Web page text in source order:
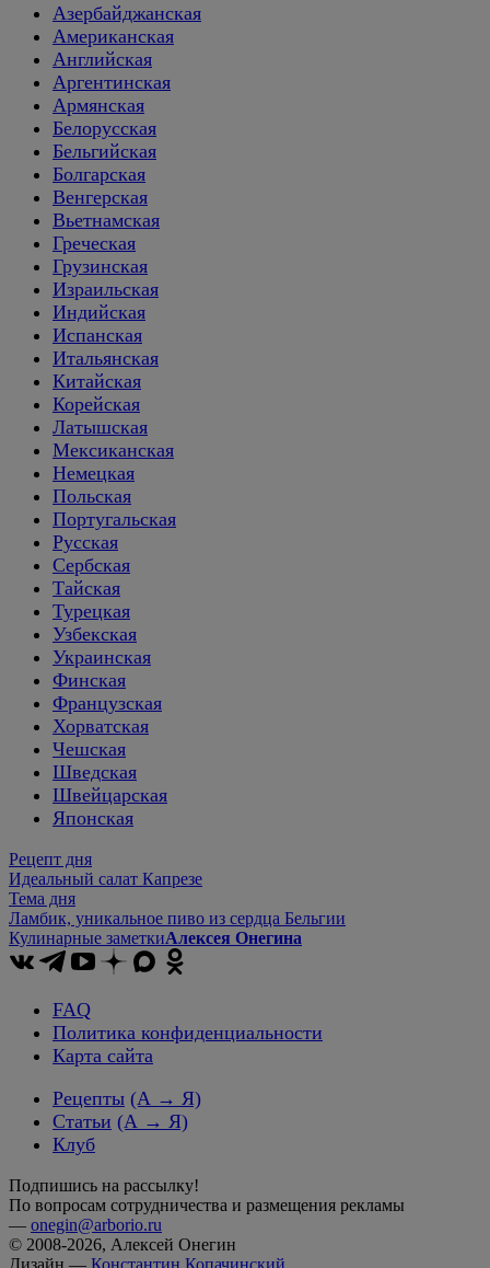
Азербайджанская
Американская
Английская
Аргентинская
Армянская
Белорусская
Бельгийская
Болгарская
Венгерская
Вьетнамская
Греческая
Грузинская
Израильская
Индийская
Испанская
Итальянская
Китайская
Корейская
Латышская
Мексиканская
Немецкая
Польская
Португальская
Русская
Сербская
Тайская
Турецкая
Узбекская
Украинская
Финская
Французская
Хорватская
Чешская
Шведская
Швейцарская
Японская
Рецепт дня
Идеальный салат Капрезе
Тема дня
Ламбик, уникальное пиво из сердца Бельгии
Кулинарные заметкиАлексея Онегина
FAQ
Политика конфиденциальности
Карта сайта
Рецепты (А → Я)
Статьи (А → Я)
Клуб
Подпишись на рассылку!
По вопросам сотрудничества и размещения рекламы
— onegin@arborio.ru
© 2008-2026, Алексей Онегин
Дизайн — Константин Копачинский